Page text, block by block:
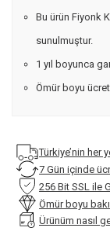
Bu ürün Fiyonk
sunulmuştur.
1 yıl boyunca
Ömür boyu
Türkiye’nin her
7 Gün içinde
256 Bit SSL ile
Ömür boyu
Ürünüm nasıl